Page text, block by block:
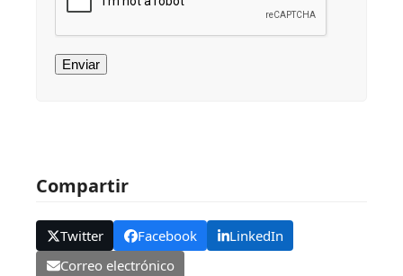
Compartir
Twitter Facebook
LinkedIn
Correo electrónico